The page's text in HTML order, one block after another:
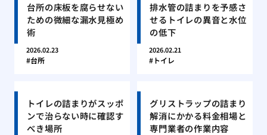
台所の床板を腐らせない
ための微細な漏水見極め
術
2026.02.23
台所
排水管の詰まりを予感さ
せるトイレの異音と水位
の低下
2026.02.21
トイレ
トイレの詰まりがスッポ
ンで治らない時に確認す
べき場所
グリストラップの詰まり
解消にかかる料金相場と
専門業者の作業内容